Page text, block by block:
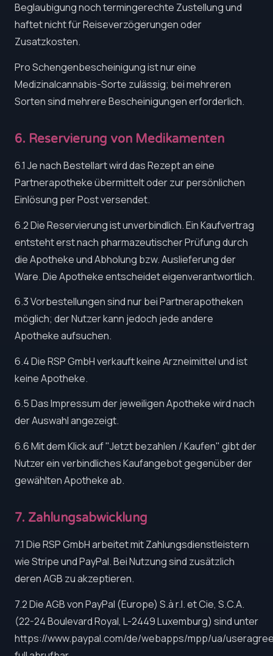
Beglaubigung noch termingerechte Zustellung und
haftet nicht für Reiseverzögerungen oder
Zusatzkosten.
Pro Schengenbescheinigung ist nur eine
Medizinalcannabis-Sorte zulässig; bei mehreren
Sorten sind mehrere Bescheinigungen erforderlich.
6. Reservierung von Medikamenten
6.1 Je nach Bestellart wird das Rezept an eine
Partnerapotheke übermittelt oder zur persönlichen
Einlösung per Post versendet.
6.2 Die Reservierung ist unverbindlich. Ein Kaufvertrag
entsteht erst nach pharmazeutischer Prüfung durch
die Apotheke und Abholung bzw. Auslieferung der
Ware. Die Apotheke entscheidet eigenverantwortlich.
6.3 Vorbestellungen sind nur bei Partnerapotheken
möglich; der Nutzer kann jedoch jede andere
Apotheke aufsuchen.
6.4 Die RSP GmbH verkauft keine Arzneimittel und ist
keine Apotheke.
6.5 Das Impressum der jeweiligen Apotheke wird nach
der Auswahl angezeigt.
6.6 Mit dem Klick auf "Jetzt bezahlen / Kaufen" gibt der
Nutzer ein verbindliches Kaufangebot gegenüber der
gewählten Apotheke ab.
7. Zahlungsabwicklung
7.1 Die RSP GmbH arbeitet mit Zahlungsdienstleistern
wie Stripe und PayPal. Bei Nutzung sind zusätzlich
deren AGB zu akzeptieren.
7.2 Die AGB von PayPal (Europe) S.à r.l. et Cie, S.C.A.
(22-24 Boulevard Royal, L-2449 Luxemburg) sind unter
https://www.paypal.com/de/webapps/mpp/ua/